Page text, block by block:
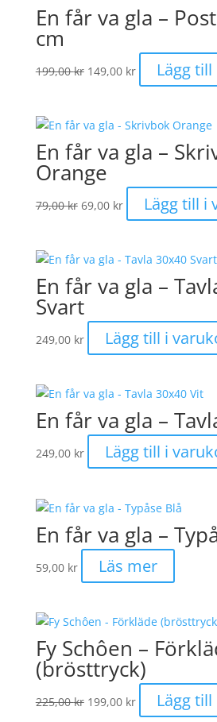
En får va gla –
cm
199,00kr Det
ursprungliga
var:
149,00 kr
nuvarande
är:
Lägg
En får va gla –
Orange
79,00kr Det
ursprungliga
var:
69,00 kr
nuvarande
är:
Lägg till i
En får va gla –
Svart
249,00 kr Lägg till i
En får va gla –
249,00 kr Lägg till i
En får va gla –
59,00 kr Läs mer
Fy Schôen –
(brösttryck)
225,00kr Det
ursprungliga
199,00 kr
nuvarande
Lägg